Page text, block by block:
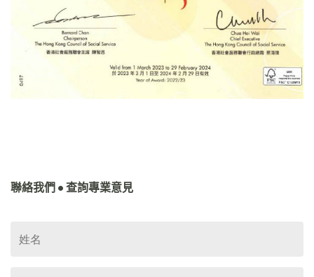
聯絡我們 • 查詢專業意見